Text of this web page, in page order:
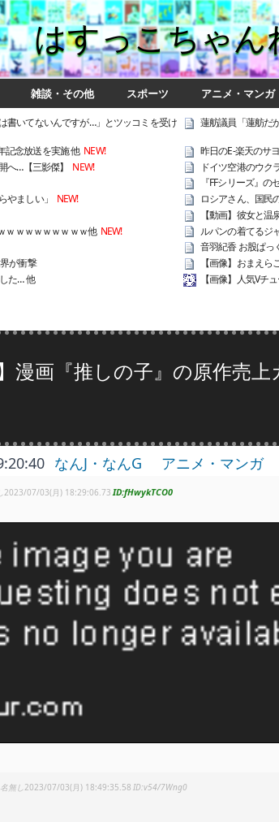
はすっこちゃん
雑談・その他 スポーツ アニメ・マンガ
書いてないんですが…」とツッコミを受け
蓮舫議員「蓮舫だ
記念放送を実施 他 NEW! 昨日のE-楽天のサ
へ…【三影傑】
NEW! ドイツ空港のウ
『FFシリーズ』
やましい」
NEW! ロシアさん、国民
【動画】彼女と
ｗｗｗｗｗｗｗｗｗ他 NEW! ルパンの着てるジ
音羽紀香 お股ぱっ
が衝撃
【画像】おまえ
た… 他
【画像】人気Vチ
】漫画『推しの子』の原作売
なんJ・なんG アニメ・マンガ
2023/07/03(月) 18:29:06.73 fHwykTCO0
無し2023/07/03(月) 18:49:35.58 v54/7Wng0